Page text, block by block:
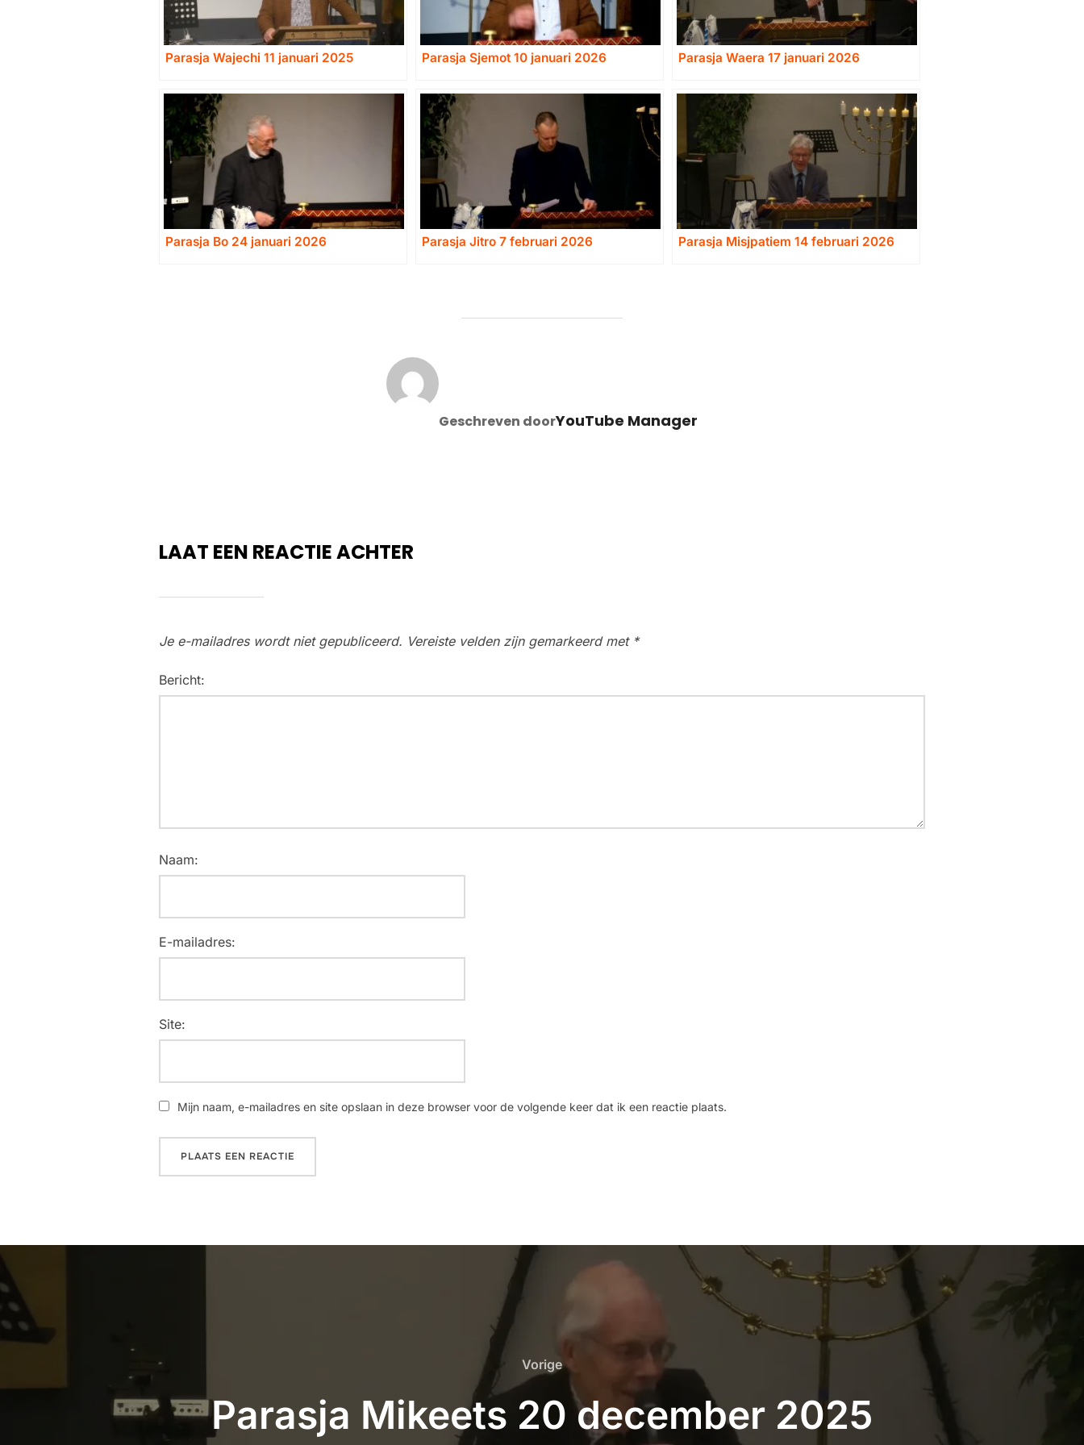
Parasja Wajechi 11 januari 2025 Parasja Sjemot 10 januari 2026 Parasja Waera 17 januari 2026
Parasja Bo 24 januari 2026 Parasja Jitro 7 februari 2026 Parasja Misjpatiem 14 februari 2026
Geschreven doorYouTube Manager
LAAT EEN REACTIE ACHTER
Je e-mailadres wordt niet gepubliceerd. Vereiste velden zijn gemarkeerd met *
Bericht:
Naam:
E-mailadres:
Site:
Mijn naam, e-mailadres en site opslaan in deze browser voor de volgende keer dat ik een reactie plaats.
Vorige
Parasja Mikeets 20 december 2025